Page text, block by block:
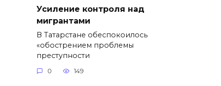
Усиление контроля над
мигрантами
В Татарстане обеспокоилось
«обострением проблемы
преступности
0 149